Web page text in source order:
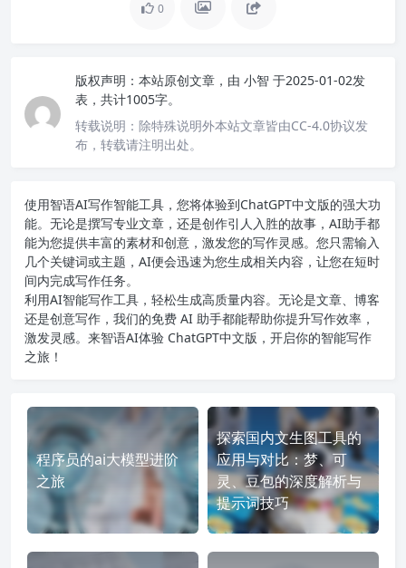
0
版权声明： 本站原创文章，由 小智 于2025-01-02发
表，共计1005字。
转载说明： 除特殊说明外本站文章皆由CC-4.0协议发
布，转载请注明出处。
使用智语AI写作智能工具，您将体验到ChatGPT中文版的强大功
能。无论是撰写专业文章，还是创作引人入胜的故事，AI助手都
能为您提供丰富的素材和创意，激发您的写作灵感。您只需输入
几个关键词或主题，AI便会迅速为您生成相关内容，让您在短时
间内完成写作任务。
利用AI智能写作工具，轻松生成高质量内容。无论是文章、博客
还是创意写作，我们的免费 AI 助手都能帮助你提升写作效率，
激发灵感。来智语AI体验 ChatGPT中文版 ，开启你的智能写作
之旅！
程序员的ai大模型进阶
之旅
探索国内文生图工具的
应用与对比：梦、可
灵、豆包的深度解析与
提示词技巧